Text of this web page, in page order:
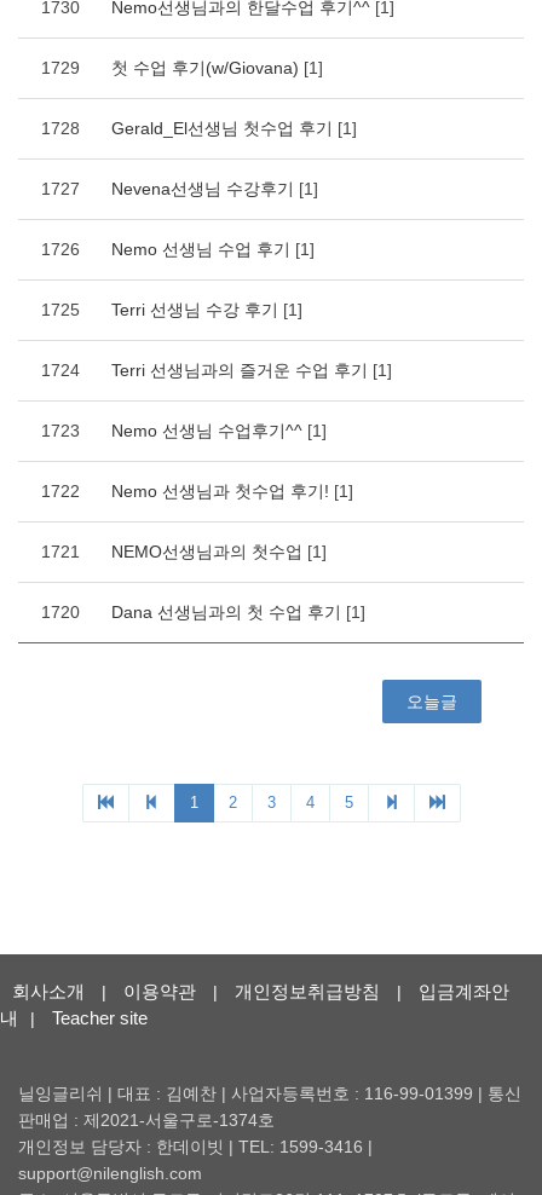
회사소개 | 이용약관 | 개인정보취급방침 |
입금계좌안
내
| Teacher site
닐잉글리쉬 | 대표 : 김예찬 | 사업자등록번호 : 116-99-01399 | 통신
판매업 : 제2021-서울구로-1374호
개인정보 담당자 : 한데이빗 | TEL: 1599-3416 |
support@nilenglish.com